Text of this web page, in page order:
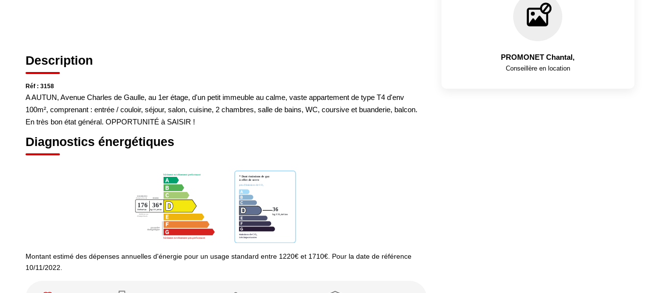
Description
Réf : 3158
A AUTUN, Avenue Charles de Gaulle, au 1er étage, d'un petit immeuble au calme, vaste appartement de type T4 d'env
100m², comprenant : entrée / couloir, séjour, salon, cuisine, 2 chambres, salle de bains, WC, coursive et buanderie, balcon.
En très bon état général. OPPORTUNITÉ à SAISIR !
Diagnostics énergétiques
Montant estimé des dépenses annuelles d'énergie pour un usage standard entre 1220€ et 1710€. Pour la date de référence
10/11/2022.
PROMONET Chantal,
Conseillère en location